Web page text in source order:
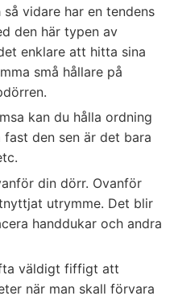
vidare har en tendens
den här typen av
enklare att hitta sina
små hållare på
kan du hålla ordning
fast den sen är det bara
din dörr. Ovanför
utrymme. Det blir
handdukar och andra
väldigt fiffigt att
när man skall förvara